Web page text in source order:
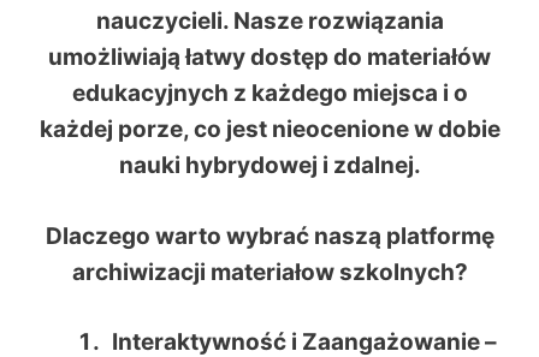
nauczycieli. Nasze rozwiązania
umożliwiają łatwy dostęp do materiałów
edukacyjnych z każdego miejsca i o
każdej porze, co jest nieocenione w dobie
nauki hybrydowej i zdalnej.
Dlaczego warto wybrać naszą platformę
archiwizacji materiałow szkolnych?
Interaktywność i Zaangażowanie–